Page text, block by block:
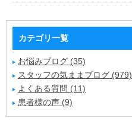
カテゴリ一覧
お悩みブログ (35)
スタッフの気ままブログ (979)
よくある質問 (11)
患者様の声 (9)